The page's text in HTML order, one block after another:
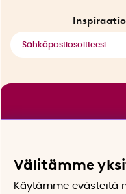
Välitämme
Käytämme evästeitä